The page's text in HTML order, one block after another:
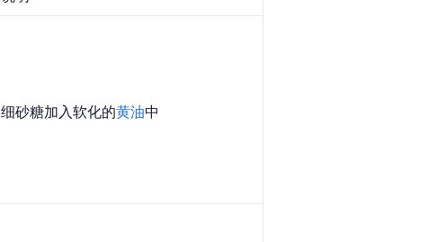
细砂糖加入软化的黄油中